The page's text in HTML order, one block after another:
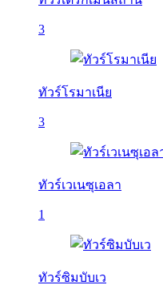
3
ทัวร์โรมาเนีย
3
ทัวร์เวเนซุเอลา
1
ทัวร์ซิมบับเว